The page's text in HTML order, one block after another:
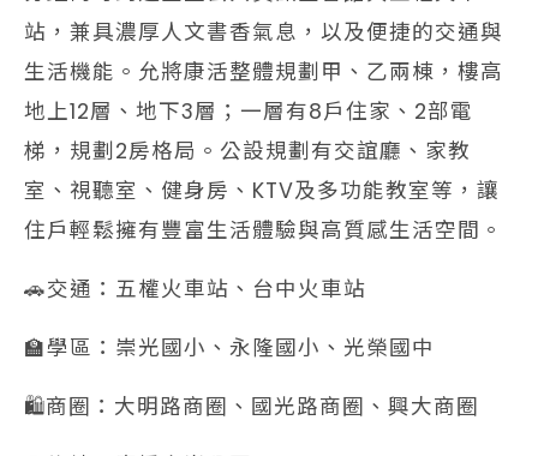
站，兼具濃厚人文書香氣息，以及便捷的交通與
生活機能。允將康活整體規劃甲、乙兩棟，樓高
地上12層、地下3層；一層有8戶住家、2部電
梯，規劃2房格局。公設規劃有交誼廳、家教
室、視聽室、健身房、KTV及多功能教室等，讓
住戶輕鬆擁有豐富生活體驗與高質感生活空間。
🚗交通：五權火車站、台中火車站
🏫學區：崇光國小、永隆國小、光榮國中
🛍️商圈：大明路商圈、國光路商圈、興大商圈